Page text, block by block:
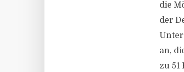
die
der
Unter
an,
zu 51